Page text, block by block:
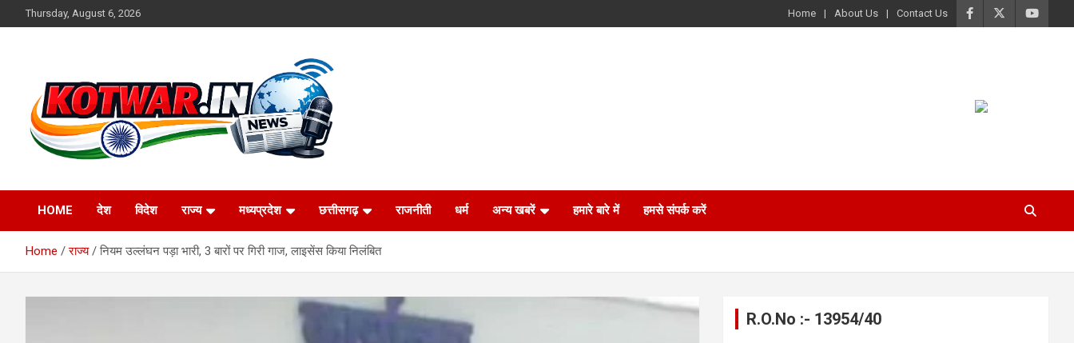
to
Thursday, August 6, 2026 Home About Us Contact Us
kotwar.in
HOME देश विदेश राज्य मध्यप्रदेश छत्तीसगढ़ राजनीती धर्म अन्य खबरें हमारे बारे में हमसे संपर्क करें
Home राज्य नियम उल्लंघन पड़ा भारी, 3 बारों पर गिरी गाज, लाइसेंस किया निलंबित
R.O.No :- 13954/40